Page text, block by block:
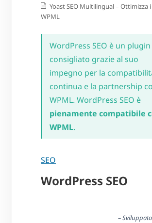
Yoast SEO Multilingual – Ottimizza
WPML
WordPress SEO è un plugin
consigliato grazie al suo
impegno per la
continua e la partnership
WPML. WordPress SEO è
pienamente compatibile
WPML.
SEO
WordPress SEO
–